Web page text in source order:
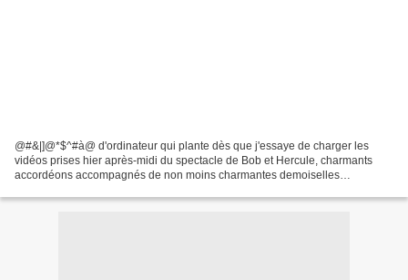
@#&|]@*$^#à@ d'ordinateur qui plante dès que j'essaye de charger les
vidéos prises hier après-midi du spectacle de Bob et Hercule, charmants
accordéons accompagnés de non moins charmantes demoiselles